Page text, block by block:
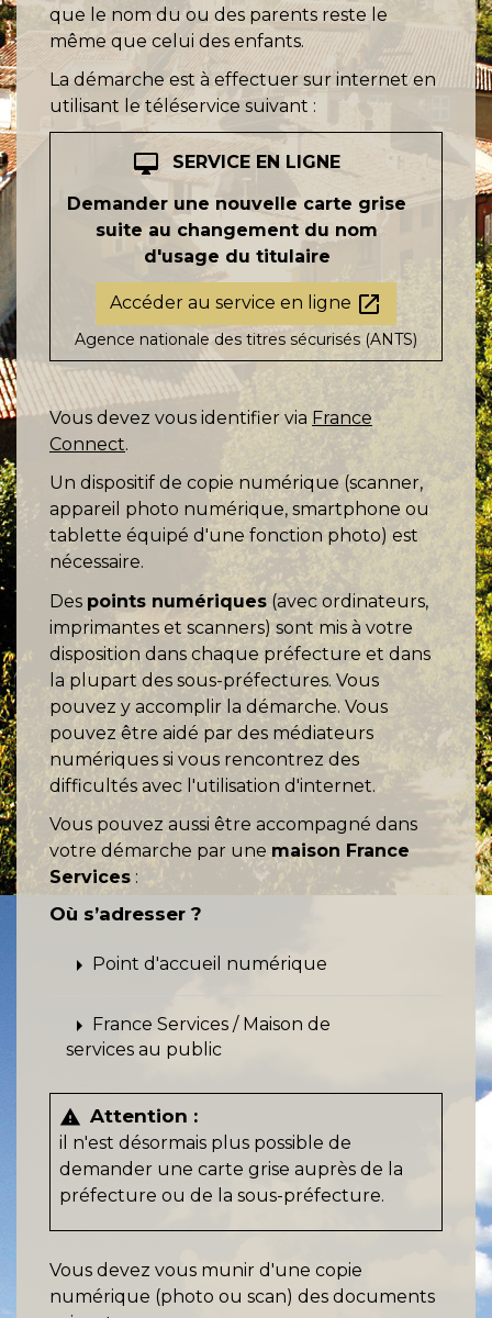
que le nom du ou des parents reste le
même que celui des enfants.
La démarche est à effectuer sur internet en
utilisant le téléservice suivant :
desktop_mac
SERVICE EN LIGNE
Demander une nouvelle carte grise
suite au changement du nom
d'usage du titulaire
Accéder au service en ligne open_in_new
Agence nationale des titres sécurisés (ANTS)
Vous devez vous identifier via France
Connect.
Un dispositif de copie numérique (scanner,
appareil photo numérique, smartphone ou
tablette équipé d'une fonction photo) est
nécessaire.
Des points numériques (avec ordinateurs,
imprimantes et scanners) sont mis à votre
disposition dans chaque préfecture et dans
la plupart des sous-préfectures. Vous
pouvez y accomplir la démarche. Vous
pouvez être aidé par des médiateurs
numériques si vous rencontrez des
difficultés avec l'utilisation d'internet.
Vous pouvez aussi être accompagné dans
votre démarche par unemaison France
Services :
Où s’adresser ?
arrow_right Point d'accueil numérique
arrow_right
France Services / Maison de
services au public
warning Attention :
il n'est désormais plus possible de
demander une carte grise auprès de la
préfecture ou de la sous-préfecture.
Vous devez vous munir d'une copie
numérique (photo ou scan) des documents